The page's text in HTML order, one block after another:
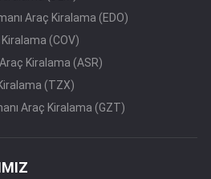
Araç Kiralama (EDO)
(COV)
Kiralama (ASR)
(TZX)
Araç Kiralama (GZT)